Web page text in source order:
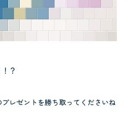
？
レゼントを勝ち取ってくださいね